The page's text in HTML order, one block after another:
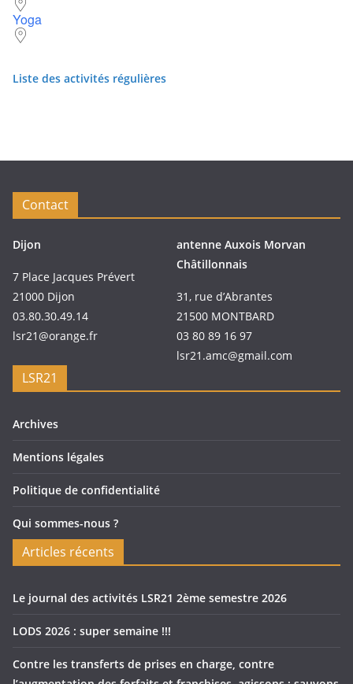
Yoga
Liste des activités régulières
Contact
Dijon
7 Place Jacques Prévert
21000 Dijon
03.80.30.49.14
lsr21@orange.fr
antenne Auxois Morvan
Châtillonnais
31, rue d’Abrantes
21500 MONTBARD
03 80 89 16 97
lsr21.amc@gmail.com
LSR21
Archives
Mentions légales
Politique de confidentialité
Qui sommes-nous ?
Articles récents
Le journal des activités LSR21 2ème semestre 2026
LODS 2026 : super semaine !!!
Contre les transferts de prises en charge, contre